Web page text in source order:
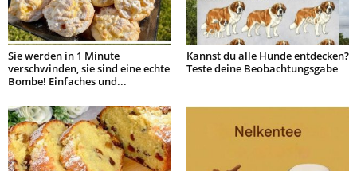
Sie werden in 1 Minute
verschwinden, sie sind eine echte
Bombe! Einfaches und...
Kannst du alle Hunde entdecken?
Teste deine Beobachtungsgabe